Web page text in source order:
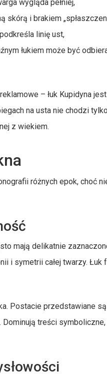
wygląda pełniej,
skórą i brakiem
linię ust,
łukiem może być
– łuk Kupidyna
na usta nie chodzi
z wiekiem.
różnych epok, choć
mają delikatnie
i symetrii całej twarzy. Łuk
Postacie przedstawiane
treści